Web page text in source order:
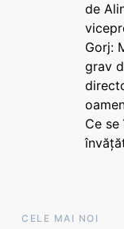
de
Gorj:
grav
Ce se
CELE MAI NOI